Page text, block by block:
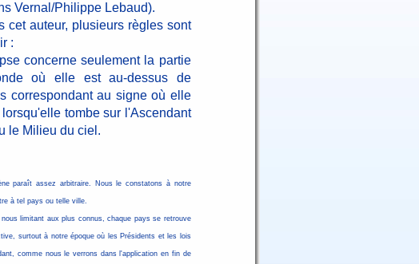
Vernal/Philippe Lebaud).
cet auteur, plusieurs règles sont
:
concerne seulement la partie
où elle est au-dessus de
correspondant au signe où elle
tombe sur l'Ascendant
le Milieu du ciel.
paraît assez arbitraire. Nous le constatons à notre
à tel pays ou telle ville.
limitant aux plus connus, chaque pays se retrouve
surtout à notre époque où les Présidents et les lois
comme nous le verrons dans l'application en fin de